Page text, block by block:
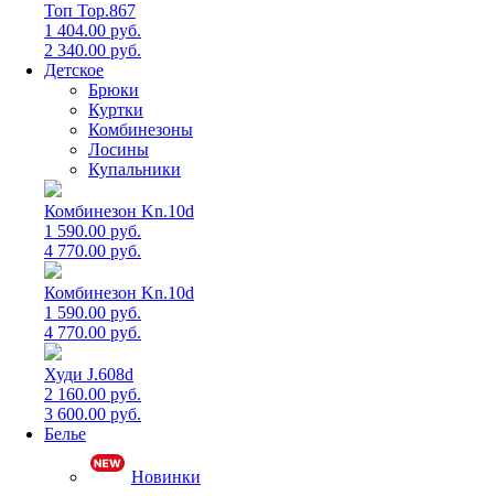
Топ Top.867
1 404.00 руб.
2 340.00 руб.
Детское
Брюки
Куртки
Комбинезоны
Лосины
Купальники
Комбинезон Kn.10d
1 590.00 руб.
4 770.00 руб.
Комбинезон Kn.10d
1 590.00 руб.
4 770.00 руб.
Худи J.608d
2 160.00 руб.
3 600.00 руб.
Белье
Новинки